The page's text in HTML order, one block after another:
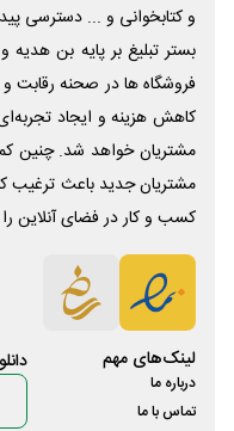
و کتابخوانی و ... دسترسی
بستر تبلیغ بر پایه بن هدیه
فروشگاه ها در صحنه رقابت
کاهش هزینه و ایجاد
مشتریان خواهد شد. چنین
مشتریان جدید باعث ترغیب
کسب و کار در فضای آنلاین
لینک‌های مهم
درباره ما
تماس با ما